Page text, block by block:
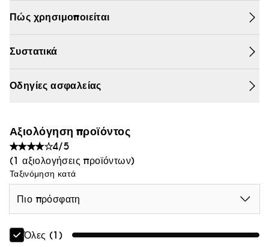
Θαμπάδα
αντιοξειδωτικά συστατικά που βοηθούν στην πρόληψη
σύνθεση
Πώς χρησιμοποιείται
Συστατικά
Οδηγίες ασφαλείας
Αξιολόγηση προϊόντος
4/5
(1 αξιολογήσεις προϊόντων)
Ταξινόμηση κατά
Πιο πρόσφατη
Όλες (1)